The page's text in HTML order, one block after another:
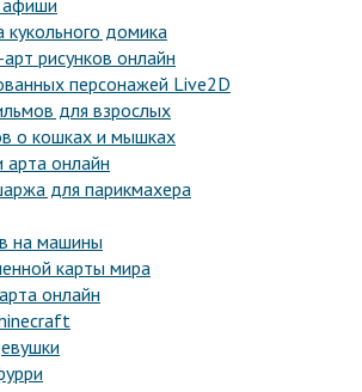
афиши
домика
рисунков онлайн
персонажей Live2D
для взрослых
о кошках и мышках
арта онлайн
для парикмахера
на машины
карты мира
онлайн